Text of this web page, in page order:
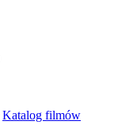
Katalog filmów